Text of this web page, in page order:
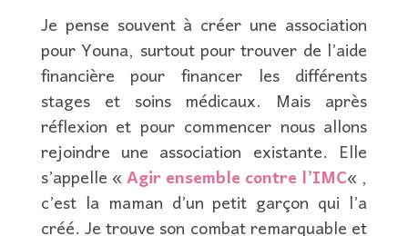
Je pense souvent à créer une association
pour Youna, surtout pour trouver de l’aide
financière pour financer les différents
stages et soins médicaux. Mais après
réflexion et pour commencer nous allons
rejoindre une association existante. Elle
s’appelle «Agir ensemble contre l’IMC« ,
c’est la maman d’un petit garçon qui l’a